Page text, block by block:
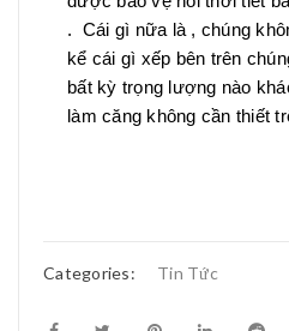
. Cái gì nữa là , chúng
kể cái gì xếp bên trên
bất kỳ trọng lượng nào
làm căng không cần thiết
Categories: Tin Tức